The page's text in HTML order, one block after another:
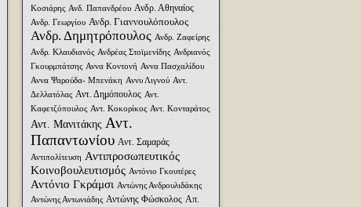
Κοσιάρης Ανδ. Παπανδρέου Ανδρ. Αθηναίος
Ανδρ. Γεωργίου Ανδρ. Γιαννουλόπουλος
Ανδρ. Δημητρόπουλος Ανδρ. Ζαφείρης
Ανδρ. Κλαυδιανός Ανδρέας Στοϊμενίδης Ανδριανός
Γκουρμπάτσης Αννα Κοντονή Αννα Πασχαλίδου
Αννα Ψαρούδα- Μπενάκη Αννυ Λιγνού Αντ.
Δελλατόλας Αντ. Δημόπουλος Αντ.
Καφετζόπουλος Αντ. Κοκορίκος Αντ. Κονταράτος
Αντ. Μανιτάκης Αντ.
Παπαντωνίου Αντ. Σαμαράς
Αντιπολίτευση Αντιπροσωπευτικός
Κοινοβουλευτισμός Αντόνιο Γκουτέρες
Αντόνιο Γκράμσι Αντώνης Ανδρουλιδάκης
Αντώνης Αντωνιάδης Αντώνης Φώσκολος Απ.